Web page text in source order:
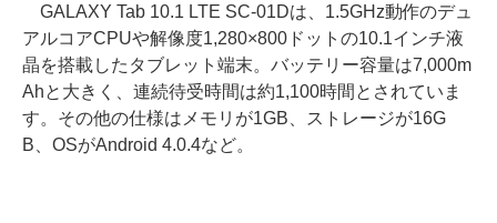
GALAXY Tab 10.1 LTE SC-01Dは、1.5GHz動作のデュ
アルコアCPUや解像度1,280×800ドットの10.1インチ液
晶を搭載したタブレット端末。バッテリー容量は7,000m
Ahと大きく、連続待受時間は約1,100時間とされていま
す。その他の仕様はメモリが1GB、ストレージが16G
B、OSがAndroid 4.0.4など。